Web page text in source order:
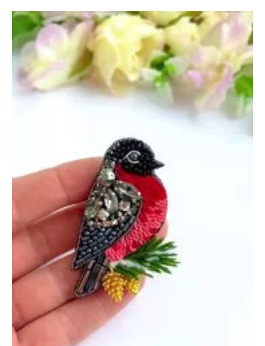
—
25
октября
2024